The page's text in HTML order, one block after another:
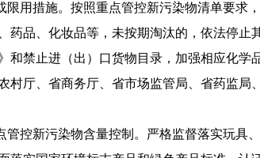
限用措施。按照重点管控新污染物清单要求
药品、化妆品等，未按期淘汰的，依法停
和禁止进（出）口货物目录，加强相应化学
村厅、省商务厅、省市场监管局、省药监局
管控新污染物含量控制。严格监督落实玩具